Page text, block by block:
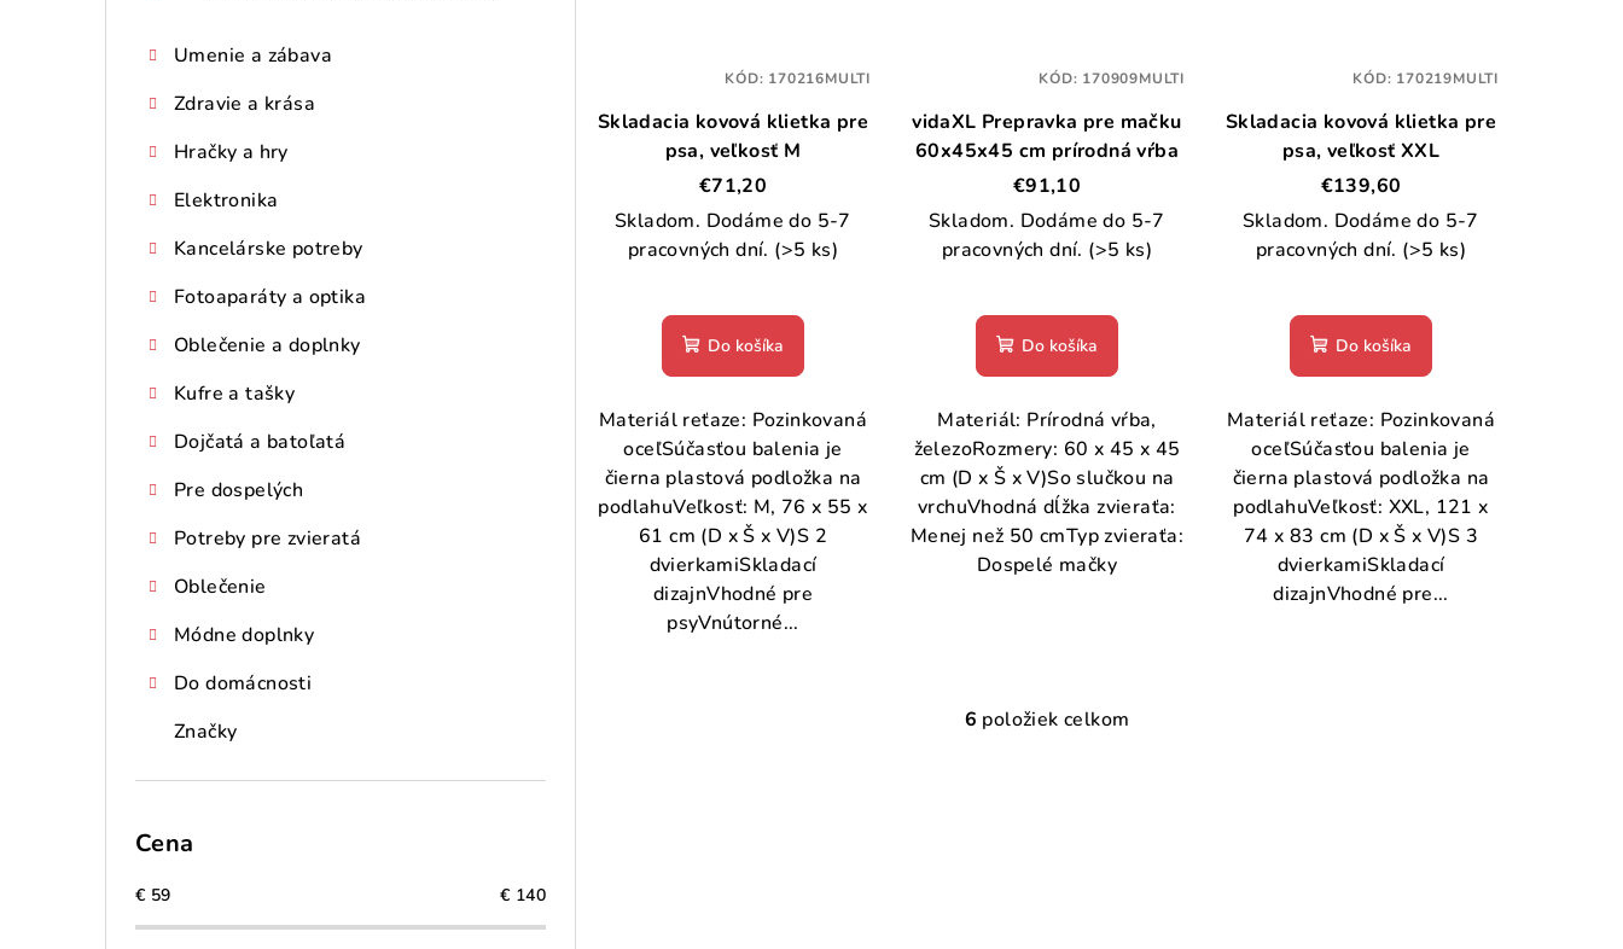
Umenie a zábava
Zdravie a krása
Hračky a hry
Elektronika
Kancelárske potreby
Fotoaparáty a optika
Oblečenie a doplnky
Kufre a tašky
Dojčatá a batoľatá
Pre dospelých
Potreby pre zvieratá
Oblečenie
Módne doplnky
Do domácnosti
Značky
Cena
€ 59 € 140
Skladacia kovová klietka pre
psa, veľkosť M
€71,20
Skladom. Dodáme do 5-7
pracovných dní. (>5 ks)
Do košíka
Materiál reťaze: Pozinkovaná
oceľSúčasťou balenia je
čierna plastová podložka na
podlahuVeľkosť: M, 76 x 55 x
61 cm (D x Š x V)S 2
dvierkamiSkladací
dizajnVhodné pre
psyVnútorné...
KÓD: 170216MULTI
vidaXL Prepravka pre mačku
60x45x45 cm prírodná vŕba
€91,10
Skladom. Dodáme do 5-7
pracovných dní. (>5 ks)
Do košíka
Materiál: Prírodná vŕba,
železoRozmery: 60 x 45 x 45
cm (D x Š x V)So slučkou na
vrchuVhodná dĺžka zvieraťa:
Menej než 50 cmTyp zvieraťa:
Dospelé mačky
KÓD: 170909MULTI
Skladacia kovová klietka pre
psa, veľkosť XXL
€139,60
Skladom. Dodáme do 5-7
pracovných dní. (>5 ks)
Do košíka
Materiál reťaze: Pozinkovaná
oceľSúčasťou balenia je
čierna plastová podložka na
podlahuVeľkosť: XXL, 121 x
74 x 83 cm (D x Š x V)S 3
dvierkamiSkladací
dizajnVhodné pre...
KÓD: 170219MULTI
O
6 položiek celkom